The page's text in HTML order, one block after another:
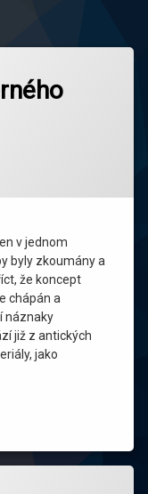
v jednom
byly zkoumány a
že koncept
chápán a
náznaky
již z antických
jako
proudu